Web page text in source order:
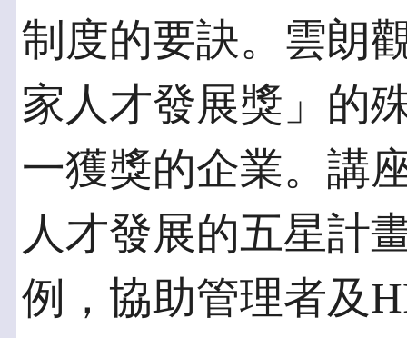
制度的要訣。雲朗
家人才發展獎」的
一獲獎的企業。講
人才發展的五星計
例，協助管理者及